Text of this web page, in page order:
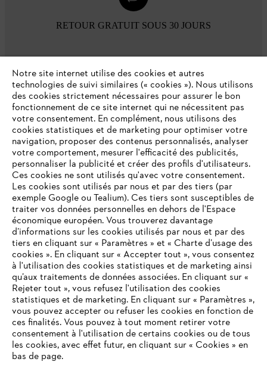
RETOUR GRATUIT SOUS 30 JOURS
L'Entreprise
Questions / Réponses
Service
Conditions Générales de Vente
VOTRE NAVIGATEUR INTERNET
N'EST PLUS PRIS EN CHARGE
Vous utilisez un navigateur Internet que nous ne prenons plus
en charge, et certaines fonctionnalités de notre site ne
peuvent fonctionner correctement. Pour une utilisation
Notre site internet utilise des cookies et autres
technologies de suivi similaires (« cookies »). Nous utilisons
des cookies strictement nécessaires pour assurer le bon
fonctionnement de ce site internet qui ne nécessitent pas
votre consentement. En complément, nous utilisons des
cookies statistiques et de marketing pour optimiser votre
navigation, proposer des contenus personnalisés, analyser
votre comportement, mesurer l'efficacité des publicités,
personnaliser la publicité et créer des profils d'utilisateurs.
Ces cookies ne sont utilisés qu'avec votre consentement.
Les cookies sont utilisés par nous et par des tiers (par
exemple Google ou Tealium). Ces tiers sont susceptibles de
traiter vos données personnelles en dehors de l'Espace
économique européen. Vous trouverez davantage
d’informations sur les cookies utilisés par nous et par des
tiers en cliquant sur « Paramètres » et « Charte d’usage des
cookies ». En cliquant sur « Accepter tout », vous consentez
à l'utilisation des cookies statistiques et de marketing ainsi
qu’aux traitements de données associées. En cliquant sur «
Rejeter tout », vous refusez l'utilisation des cookies
statistiques et de marketing. En cliquant sur « Paramètres »,
vous pouvez accepter ou refuser les cookies en fonction de
ces finalités. Vous pouvez à tout moment retirer votre
consentement à l'utilisation de certains cookies ou de tous
les cookies, avec effet futur, en cliquant sur « Cookies » en
bas de page.